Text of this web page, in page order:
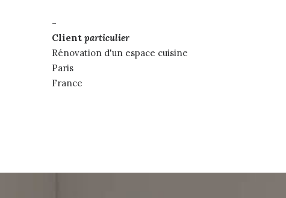
-
Client particulier
Rénovation d'un espace cuisine
Paris
France